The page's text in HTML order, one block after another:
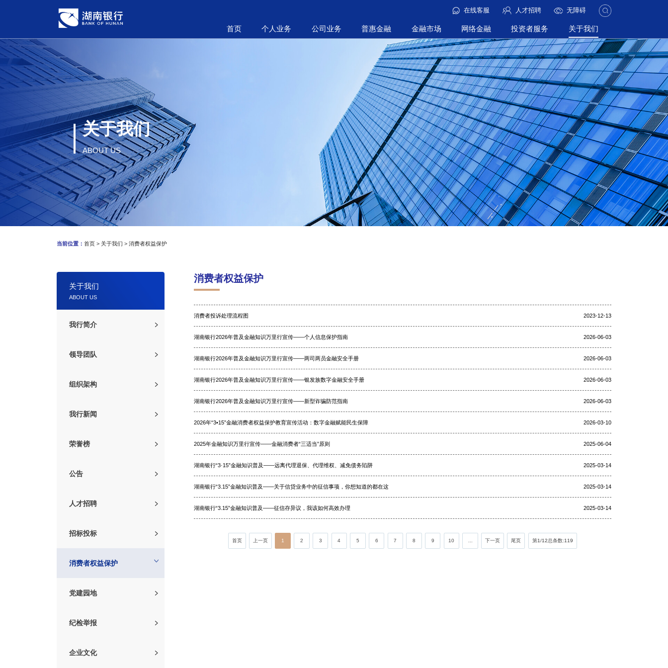
无障碍
人才招聘
在线客服
首页 个人业务 公司业务 普惠金融 金融市场 网络金融 投资者服务 关于我们
关于我们
ABOUT US
当前位置：首页 > 关于我们 >消费者权益保护
关于我们
ABOUT US
我行简介
领导团队
组织架构
我行新闻
荣誉榜
公告
人才招聘
招标投标
消费者权益保护
党建园地
权威发布
纪检举报
企业文化
消费者权益保护
消费者投诉处理流程图 2023-12-13
湖南银行2026年普及金融知识万里行宣传——个人信息保护指南 2026-06-03
湖南银行2026年普及金融知识万里行宣传——两司两员金融安全手册 2026-06-03
湖南银行2026年普及金融知识万里行宣传——银发族数字金融安全手册 2026-06-03
湖南银行2026年普及金融知识万里行宣传——新型诈骗防范指南 2026-06-03
2026年“3•15”金融消费者权益保护教育宣传活动：数字金融赋能民生保障 2026-03-10
2025年金融知识万里行宣传——金融消费者“三适当”原则 2025-06-04
湖南银行“3·15”金融知识普及——远离代理退保、代理维权、减免债务陷阱 2025-03-14
湖南银行“3.15”金融知识普及——关于信贷业务中的征信事项，你想知道的都在这 2025-03-14
湖南银行“3.15”金融知识普及——征信存异议，我该如何高效办理 2025-03-14
首页 上一页 1 2 3 4 5 6 7 8 9 10 下一页 尾页 第1/12总条数:119